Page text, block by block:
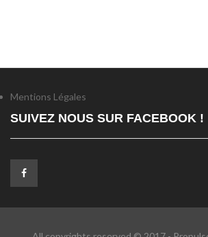
Mentions Légales
SUIVEZ NOUS SUR FACEBOOK !